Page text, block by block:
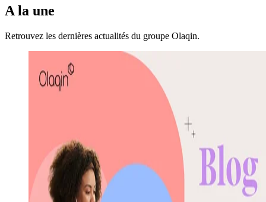
A la une
Retrouvez les dernières actualités du groupe Olaqin.